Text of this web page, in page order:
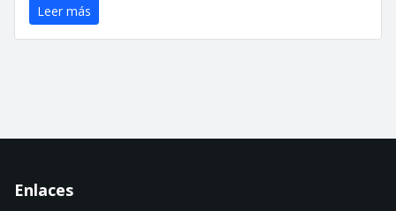
Leer más
Enlaces